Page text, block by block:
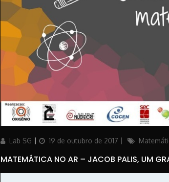
AuthorLab SG
Posted19 de outubro de 2017 Categories
MATEMÁTICA NO AR – JACOB PALIS, UM